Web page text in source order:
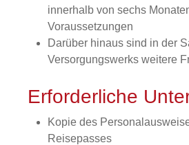
innerhalb von sechs
Voraussetzungen
Darüber hinaus sind in der
Versorgungswerks weitere
Erforderliche
Kopie des
Reisepasses